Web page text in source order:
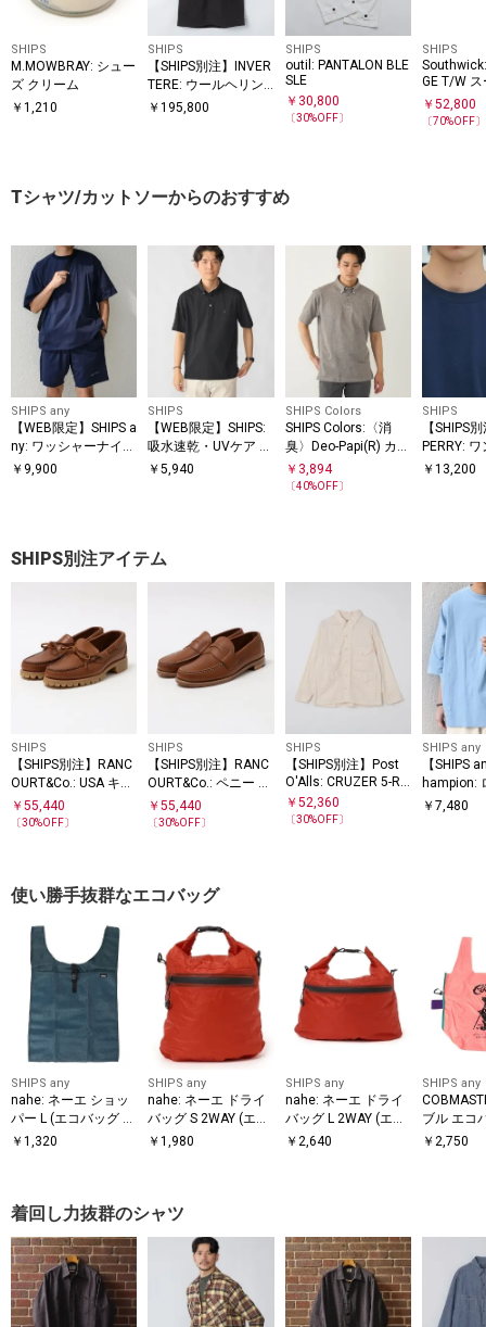
SHIPS
M.MOWBRAY: シュー
ズ クリーム
￥ 1,210
SHIPS
【SHIPS別注】INVER
TERE: ウールヘリン
ボーン ロング ダッフ
￥195,800
SHIPS
outil: PANTALON BLE
SLE
￥ 30,800
〔30%OFF〕
SHIPS
GE T/W
￥52,800
〔 70%OFF〕
Tシャツ/カットソーからのおすすめ
SHIPS any
【WEB限定】SHIPS a
ny: ワッシャーナイロ
ン スピンドル Tシャ
￥ 9,900
SHIPS
【WEB限定】SHIPS:
吸水速乾・UVケア Dr
ymix（R）ワンポイ
￥5,940
SHIPS Colors
SHIPS Colors:〈消
臭〉Deo-Papi(R) カノ
コ ボタンダウン ポロ
シャツ◇
￥ 3,894
〔40%OFF〕
SHIPS
【SHIPS
PERRY:
ロゴ ピケ
￥13,200
SHIPS別注アイテム
SHIPS
【SHIPS別注】RANC
OURT&Co.: USA キャ
ンプモック
￥ 55,440
〔30%OFF〕
SHIPS
【SHIPS別注】RANC
OURT&Co.: ペニー ロ
ーファー
￥55,440
〔30%OFF〕
SHIPS
【SHIPS別注】Post
O'Alls: CRUZER 5-R
HAVANA
￥ 52,360
〔30%OFF〕
SHIPS any
【SHIPS
hampion:
ドルマン
￥7,480
使い勝手抜群なエコバッグ
SHIPS any
nahe: ネーエ ショッ
パー L (エコバッグ /
サブバッグ)
￥ 1,320
SHIPS any
nahe: ネーエ ドライ
バッグ S 2WAY (エコ
バッグ / サブバッグ)
￥1,980
SHIPS any
nahe: ネーエ ドライ
バッグ L 2WAY (エコ
バッグ / サブバッグ)
￥ 2,640
SHIPS any
ブル エコ
￥2,750
着回し力抜群のシャツ